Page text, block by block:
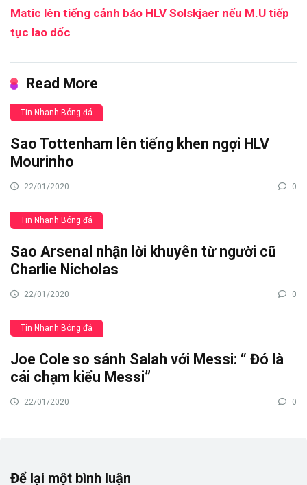
Matic lên tiếng cảnh báo HLV Solskjaer nếu M.U tiếp
tục lao dốc
Read More
Tin Nhanh Bóng đá
Sao Tottenham lên tiếng khen ngợi HLV
Mourinho
22/01/2020 0
Tin Nhanh Bóng đá
Sao Arsenal nhận lời khuyên từ người cũ
Charlie Nicholas
22/01/2020 0
Tin Nhanh Bóng đá
Joe Cole so sánh Salah với Messi: “ Đó là
cái chạm kiểu Messi”
22/01/2020 0
Để lại một bình luận